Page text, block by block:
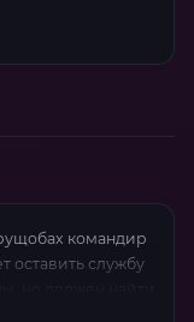
командир
оставить службу